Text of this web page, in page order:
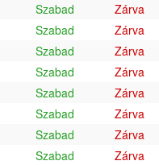
Szabad
Zárva
Szabad
Zárva
Szabad
Zárva
Szabad
Zárva
Szabad
Zárva
Szabad
Zárva
Szabad
Zárva
Szabad
Zárva